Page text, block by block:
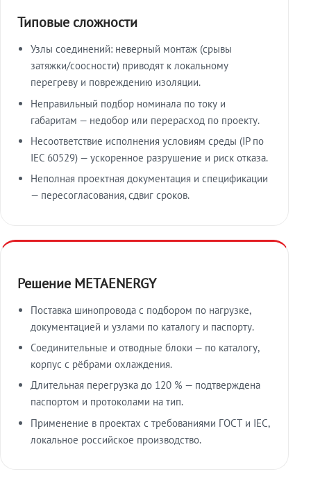
Типовые сложности
Узлы соединений: неверный монтаж (срывы
затяжки/соосности) приводят к локальному
перегреву и повреждению изоляции.
Неправильный подбор номинала по току и
габаритам — недобор или перерасход по проекту.
Несоответствие исполнения условиям среды (IP по
IEC 60529) — ускоренное разрушение и риск отказа.
Неполная проектная документация и спецификации
— пересогласования, сдвиг сроков.
Решение METAENERGY
Поставка шинопровода с подбором по нагрузке,
документацией и узлами по каталогу и паспорту.
Соединительные и отводные блоки — по каталогу,
корпус с рёбрами охлаждения.
Длительная перегрузка до 120 % — подтверждена
паспортом и протоколами на тип.
Применение в проектах с требованиями ГОСТ и IEC,
локальное российское производство.